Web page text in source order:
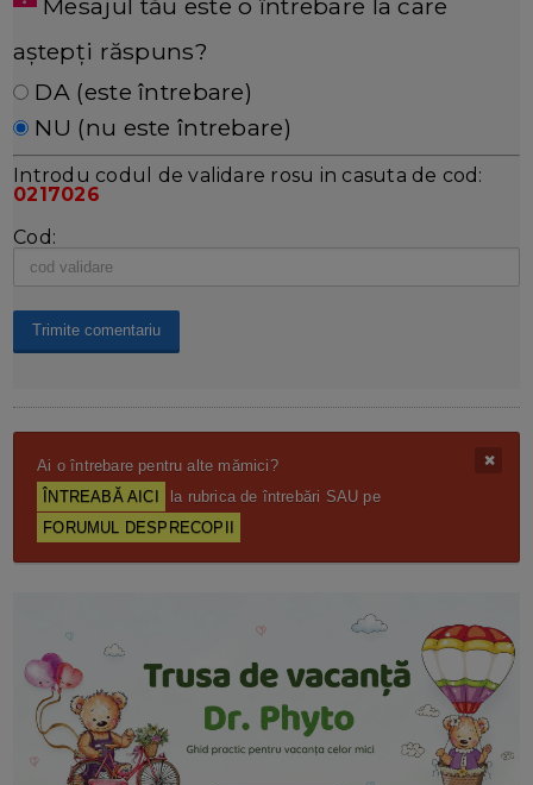
Mesajul tău este o întrebare la care
aștepți răspuns?
DA (este întrebare)
NU (nu este întrebare)
Introdu codul de validare rosu in casuta de cod:
0217026
Cod:
Ai o întrebare pentru alte mămici?
ÎNTREABĂ AICI
la rubrica de întrebări SAU pe
FORUMUL DESPRECOPII